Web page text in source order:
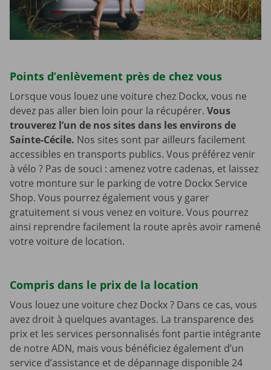
Points d’enlèvement près de chez vous
Lorsque vous louez une voiture chez Dockx, vous ne
devez pas aller bien loin pour la récupérer. Vous
trouverez l’un de nos sites dans les environs de
Sainte-Cécile. Nos sites sont par ailleurs facilement
accessibles en transports publics. Vous préférez venir
à vélo ? Pas de souci : amenez votre cadenas, et laissez
votre monture sur le parking de votre Dockx Service
Shop. Vous pourrez également vous y garer
gratuitement si vous venez en voiture. Vous pourrez
ainsi reprendre facilement la route après avoir ramené
votre voiture de location.
Compris dans le prix de la location
Vous louez une voiture chez Dockx ? Dans ce cas, vous
avez droit à quelques avantages. La transparence des
prix et les services personnalisés font partie intégrante
de notre ADN, mais vous bénéficiez également d’un
service d’assistance et de dépannage disponible 24